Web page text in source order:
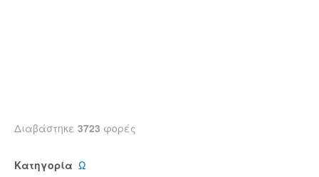
Διαβάστηκε 3723 φορές
Κατηγορία Ω